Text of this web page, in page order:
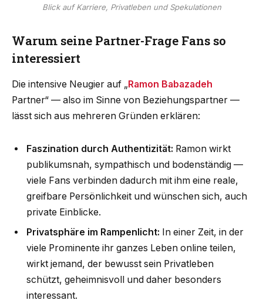
Blick auf Karriere, Privatleben und Spekulationen
Warum seine Partner-Frage Fans so
interessiert
Die intensive Neugier auf „ Ramon Babazadeh
Partner“ — also im Sinne von Beziehungspartner —
lässt sich aus mehreren Gründen erklären:
Faszination durch Authentizität: Ramon wirkt
publikumsnah, sympathisch und bodenständig —
viele Fans verbinden dadurch mit ihm eine reale,
greifbare Persönlichkeit und wünschen sich, auch
private Einblicke.
Privatsphäre im Rampenlicht: In einer Zeit, in der
viele Prominente ihr ganzes Leben online teilen,
wirkt jemand, der bewusst sein Privatleben
schützt, geheimnisvoll und daher besonders
interessant.